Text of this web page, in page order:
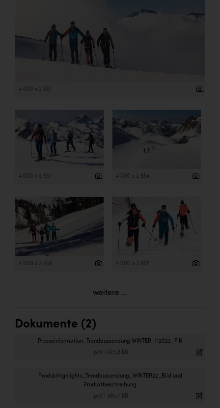
4 000 x 2 667
4 000 x 2 667 4 000 x 2 664
4 000 x 2 668 4 000 x 2 667
weitere ...
Dokumente (2)
Presseinformation_Trendaussendung WINTER_112022_FIN
.pdf 623,8 KB
Produkthighlights_Trendaussendung_WINTER22_Bild und
Produktbeschreibung
.pdf 965,7 KB